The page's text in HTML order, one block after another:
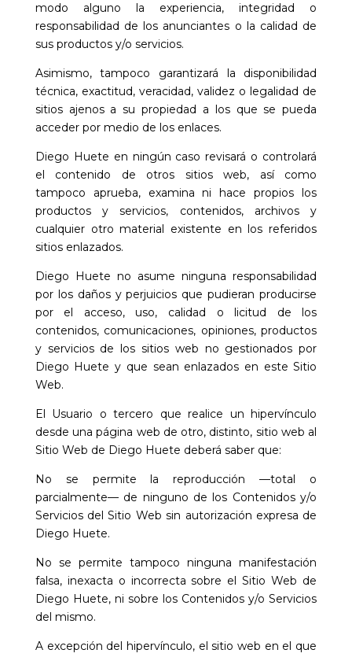
modo alguno la experiencia, integridad o
responsabilidad de los anunciantes o la calidad de
sus productos y/o servicios.
Asimismo, tampoco garantizará la disponibilidad
técnica, exactitud, veracidad, validez o legalidad de
sitios ajenos a su propiedad a los que se pueda
acceder por medio de los enlaces.
Diego Huete en ningún caso revisará o controlará
el contenido de otros sitios web, así como
tampoco aprueba, examina ni hace propios los
productos y servicios, contenidos, archivos y
cualquier otro material existente en los referidos
sitios enlazados.
Diego Huete no asume ninguna responsabilidad
por los daños y perjuicios que pudieran producirse
por el acceso, uso, calidad o licitud de los
contenidos, comunicaciones, opiniones, productos
y servicios de los sitios web no gestionados por
Diego Huete y que sean enlazados en este Sitio
Web.
El Usuario o tercero que realice un hipervínculo
desde una página web de otro, distinto, sitio web al
Sitio Web de Diego Huete deberá saber que:
No se permite la reproducción —total o
parcialmente— de ninguno de los Contenidos y/o
Servicios del Sitio Web sin autorización expresa de
Diego Huete.
No se permite tampoco ninguna manifestación
falsa, inexacta o incorrecta sobre el Sitio Web de
Diego Huete, ni sobre los Contenidos y/o Servicios
del mismo.
A excepción del hipervínculo, el sitio web en el que